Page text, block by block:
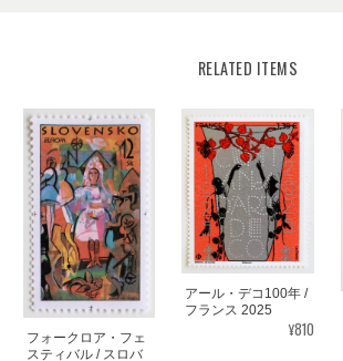
RELATED ITEMS
フォークロア・フェ
スティバル / スロバ
アール・デコ100年 /
フランス 2025
¥810